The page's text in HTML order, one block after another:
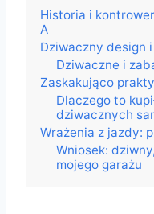
Historia i
A
Dziwaczny design
Dziwaczne i
Zaskakująco
Dlaczego to
dziwacznych
Wrażenia z jazdy:
Wniosek:
mojego garażu